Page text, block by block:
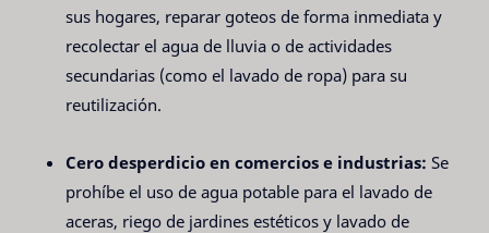
sus hogares, reparar goteos de forma inmediata y
recolectar el agua de lluvia o de actividades
secundarias (como el lavado de ropa) para su
reutilización.
Cero desperdicio en comercios e industrias: Se
prohíbe el uso de agua potable para el lavado de
aceras, riego de jardines estéticos y lavado de